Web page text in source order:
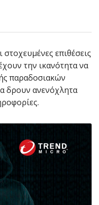
στοχευμένες επιθέσεις
την ικανότητα να
παραδοσιακών
δρουν ανενόχλητα